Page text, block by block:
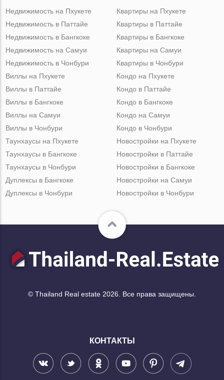
Недвижимость на Пхукете
Недвижимость в Паттайе
Недвижимость в Бангкоке
Недвижимость на Самуи
Недвижимость в Чонбури
Квартиры на Пхукете
Квартиры в Паттайе
Квартиры в Бангкоке
Квартиры на Самуи
Квартиры в Чонбури
Виллы на Пхукете
Виллы в Паттайе
Виллы в Бангкоке
Виллы на Самуи
Виллы в Чонбури
Кондо на Пхукете
Кондо в Паттайе
Кондо в Бангкоке
Кондо на Самуи
Кондо в Чонбури
Таунхаусы на Пхукете
Таунхаусы в Бангкоке
Таунхаусы в Чонбури
Дуплексы в Бангкоке
Дуплексы в Чонбури
Новостройки на Пхукете
Новостройки в Паттайе
Новостройки в Бангкоке
Новостройки на Самуи
Новостройки в Чонбури
© Thailand Real estate 2026. Все права защищены.
КОНТАКТЫ